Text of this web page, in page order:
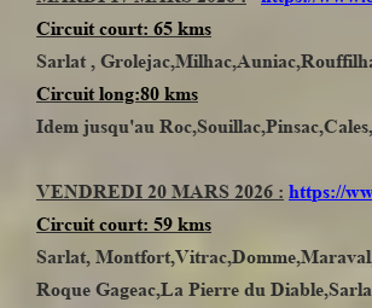
Circuit court: 65 kms
Sarlat ,
Circuit long:80 kms
Idem jusqu'au
VENDREDI 20 MARS 2026 : https://
Circuit court: 59 kms
Sarlat,
Roque Gageac,La Pierre du